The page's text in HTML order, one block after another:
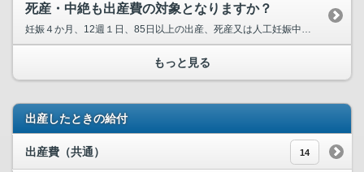
死産・中絶も出産費の対象となりますか？
妊娠４か月、12週１日、85日以上の出産、死産又は人工妊娠中絶の場合、出産費の対象となります。
もっと見る
出産したときの給付
出産費（共通） 14